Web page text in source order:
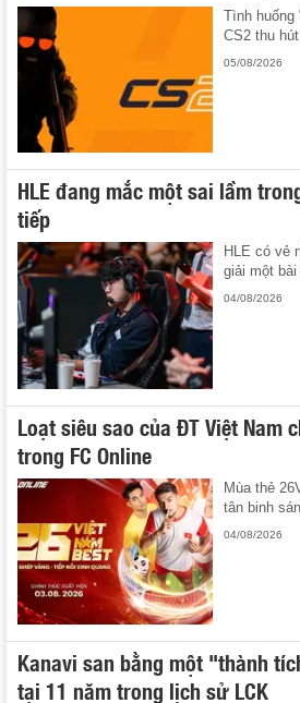
Tình
CS2 thu
05/08/2026
HLE đang mắc một sai lầm
tiếp
HLE có vẻ
giải một
04/08/2026
Loạt siêu sao của ĐT Việt Nam
trong FC Online
Mùa thẻ
tân binh
04/08/2026
Kanavi san bằng một "thành
tại 11 năm trong lịch sử LCK